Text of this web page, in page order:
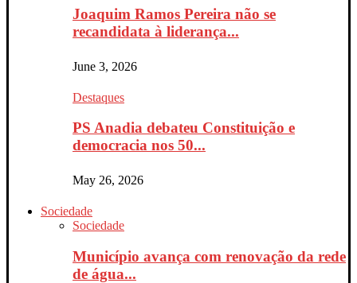
Joaquim Ramos Pereira não se
recandidata à liderança...
June 3, 2026
Destaques
PS Anadia debateu Constituição e
democracia nos 50...
May 26, 2026
Sociedade
Sociedade
Município avança com renovação da rede
de água...